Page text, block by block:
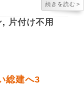
続きを読む >
, 片付け不用
総建へ3